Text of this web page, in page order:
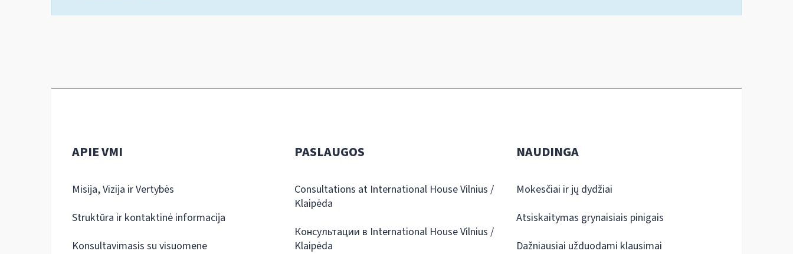
APIE VMI
Misija, Vizija ir Vertybės
Struktūra ir kontaktinė informacija
Konsultavimasis su visuomene
PASLAUGOS
Consultations at International House Vilnius /
Klaipėda
Консультации в International House Vilnius /
Klaipėda
NAUDINGA
Mokesčiai ir jų dydžiai
Atsiskaitymas grynaisiais pinigais
Dažniausiai užduodami klausimai